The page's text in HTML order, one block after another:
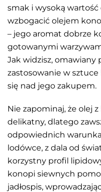
smak i wysoką wartość
wzbogacić olejem
– jego aromat dobrze
gotowanymi
Jak widzisz,
zastosowanie w
się nad jego zakupem.
Nie zapominaj, że olej
delikatny, dlatego
odpowiednich
lodówce, z dala od
korzystny profil
konopi siewnych
jadłospis,